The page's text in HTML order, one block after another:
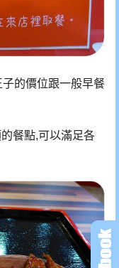
的價位跟一般早餐
餐點,可以滿足各